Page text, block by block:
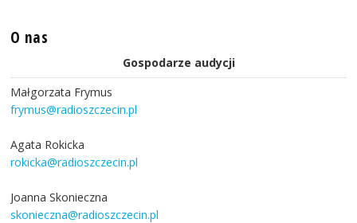
O nas
Gospodarze audycji
Małgorzata Frymus
frymus@radioszczecin.pl
Agata Rokicka
rokicka@radioszczecin.pl
Joanna Skonieczna
skonieczna@radioszczecin.pl